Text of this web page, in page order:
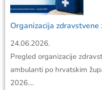
Organizacija
24.06.2026.
Pregled organizacije
ambulanti po hrvatskim
2026....